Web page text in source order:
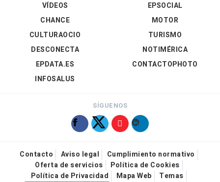
VÍDEOS
EPSOCIAL
CHANCE
CULTURAOCIO
DESCONECTA
EPDATA.ES
INFOSALUS
MOTOR
TURISMO
NOTIMÉRICA
CONTACTOPHOTO
SÍGUENOS
Contacto Aviso legal
Cumplimiento normativo
Oferta de servicios
Política de Cookies
Política de Privacidad
Mapa Web Temas